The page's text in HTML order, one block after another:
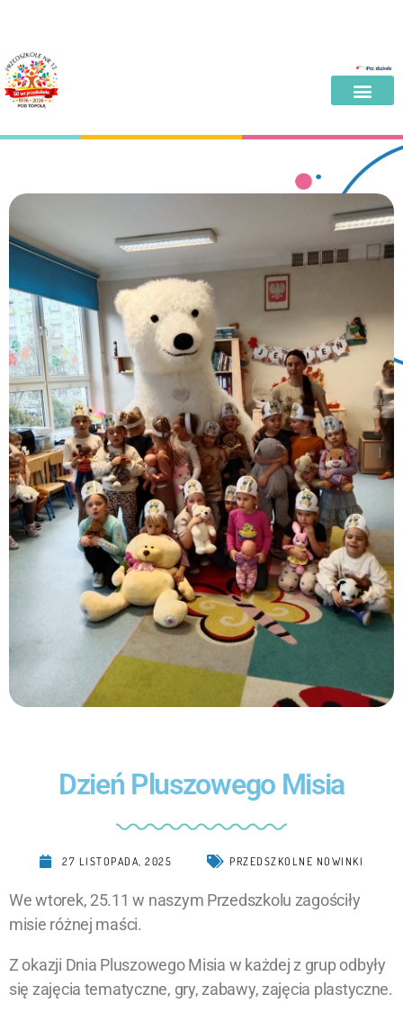
Dzień Pluszowego Misia
27 LISTOPADA, 2025 PRZEDSZKOLNE NOWINKI
We wtorek, 25.11 w naszym Przedszkolu zagościły
misie różnej maści.
Z okazji Dnia Pluszowego Misia w każdej z grup odbyły
się zajęcia tematyczne, gry, zabawy, zajęcia plastyczne.